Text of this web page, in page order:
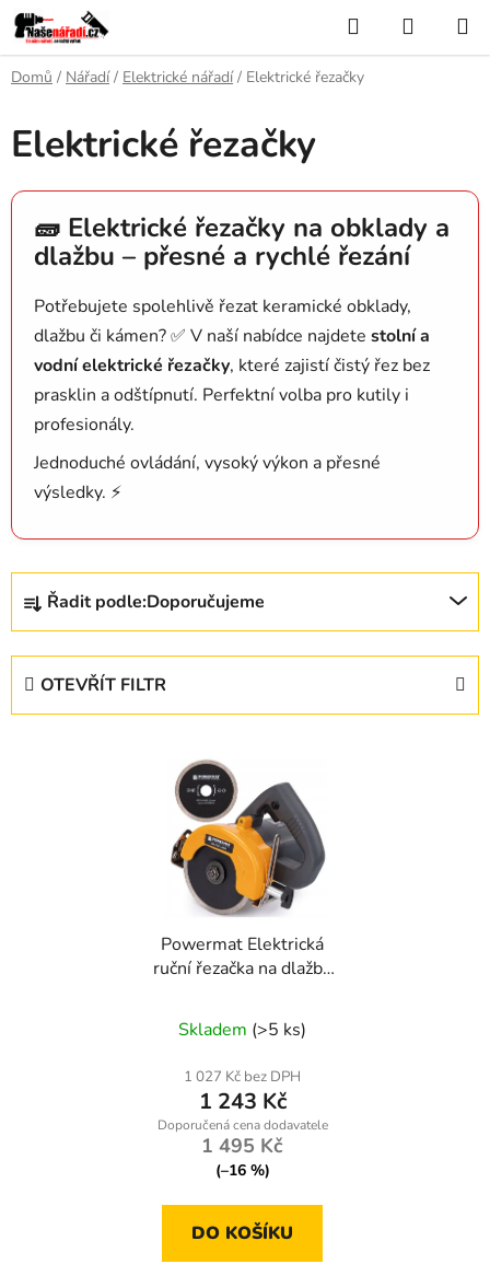
Přejít
na
obsah
Hledat
KOŠÍK
Domů / Nářadí / Elektrické nářadí / Elektrické řezačky
Elektrické řezačky
🧱 Elektrické řezačky na obklady a
dlažbu – přesné a rychlé řezání
Potřebujete spolehlivě řezat keramické obklady,
dlažbu či kámen? ✅ V naší nabídce najdete stolní a
vodní elektrické řezačky, které zajistí čistý řez bez
prasklin a odštípnutí. Perfektní volba pro kutily i
profesionály.
Jednoduché ovládání, vysoký výkon a přesné
výsledky. ⚡
Ř
z
Řadit podle:Doporučujeme
OTEVŘÍT FILTR
Powermat Elektrická
ruční řezačka na dlažbu
mm
Skladem (>5 ks)
1 027 Kč bez DPH
1 243 Kč
1 495 Kč
(–16 %)
DO KOŠÍKU